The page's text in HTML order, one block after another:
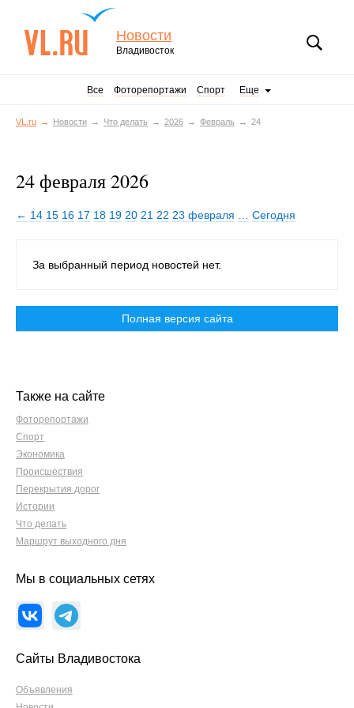
Новости
Владивосток
Все Фоторепортажи Спорт Еще
VL.ru Новости Что делать 2026 Февраль 24
24 февраля 2026
← 14 15 16 17 18 19 20 21 22 23 февраля Сегодня
За выбранный период новостей нет.
Полная версия сайта
Также на сайте
Фоторепортажи
Спорт
Экономика
Происшествия
Перекрытия дорог
Истории
Что делать
Маршрут выходного дня
Мы в социальных сетях
Сайты Владивостока
Объявления